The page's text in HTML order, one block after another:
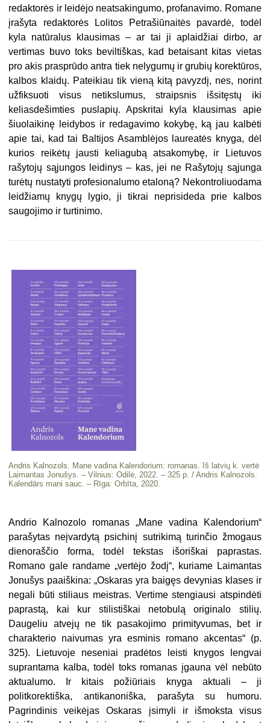
redaktorės ir leidėjo neatsakingumo, profanavimo. Romane
įrašyta redaktorės Lolitos Petrašiūnaitės pavardė, todėl
kyla natūralus klausimas – ar tai ji aplaidžiai dirbo, ar
vertimas buvo toks beviltiškas, kad betaisant kitas vietas
pro akis prasprūdo antra tiek nelygumų ir grubių korektūros,
kalbos klaidų. Pateikiau tik vieną kitą pavyzdį, nes, norint
užfiksuoti visus netikslumus, straipsnis išsitęstų iki
keliasdešimties puslapių. Apskritai kyla klausimas apie
šiuolaikinę leidybos ir redagavimo kokybę, ką jau kalbėti
apie tai, kad tai Baltijos Asamblėjos laureatės knyga, dėl
kurios reikėtų jausti keliagubą atsakomybę, ir Lietuvos
rašytojų sąjungos leidinys – kas, jei ne Rašytojų sąjunga
turėtų nustatyti profesionalumo etaloną? Nekontroliuodama
leidžiamų knygų lygio, ji tikrai neprisideda prie kalbos
saugojimo ir turtinimo.
Andris Kalnozols. Mane vadina Kalendorium: romanas. Iš latvių k. vertė
Laimantas Jonušys. – Vilnius: Odilė, 2022. – 325 p. / Andris Kalnozols.
Kalendārs mani sauc. – Rīga: Orbīta, 2020.
Andrio Kalnozolo romanas „Mane vadina Kalendorium“
parašytas neįvardytą psichinį sutrikimą turinčio žmogaus
dienoraščio forma, todėl tekstas išoriškai paprastas.
Romano gale randame „vertėjo žodį“, kuriame Laimantas
Jonušys paaiškina: „Oskaras yra baigęs devynias klases ir
negali būti stiliaus meistras. Vertime stengiausi atspindėti
paprastą, kai kur stilistiškai netobulą originalo stilių.
Daugeliu atvejų ne tik pasakojimo primityvumas, bet ir
charakterio naivumas yra esminis romano akcentas“ (p.
325). Lietuvoje neseniai pradėtos leisti knygos lengvai
suprantama kalba, todėl toks romanas įgauna vėl nebūto
aktualumo. Ir kitais požiūriais knyga aktuali – ji
politkorektiška, antikanoniška, parašyta su humoru.
Pagrindinis veikėjas Oskaras įsimyli ir išmoksta visus